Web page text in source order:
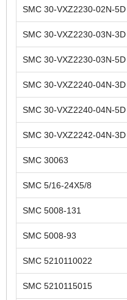
SMC 30-VXZ2230-02N-5D
SMC 30-VXZ2230-03N-3D
SMC 30-VXZ2230-03N-5D
SMC 30-VXZ2240-04N-3D
SMC 30-VXZ2240-04N-5D
SMC 30-VXZ2242-04N-3D
SMC 30063
SMC 5/16-24X5/8
SMC 5008-131
SMC 5008-93
SMC 5210110022
SMC 5210115015